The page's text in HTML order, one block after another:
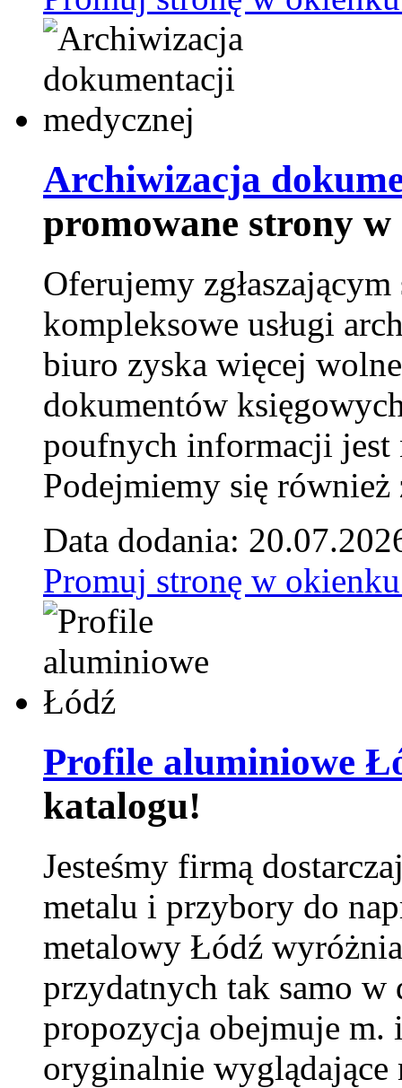
Archiwizacja
promowane strony
Oferujemy
kompleksowe usługi
biuro zyska więcej
dokumentów
poufnych informacji jest
Podejmiemy się
Data dodania:
Promuj stronę w
Profile aluminiowe
katalogu!
Jesteśmy firmą
metalu i przybory do
metalowy Łódź
przydatnych tak samo w
propozycja obejmuje m.
oryginalnie wyglądające